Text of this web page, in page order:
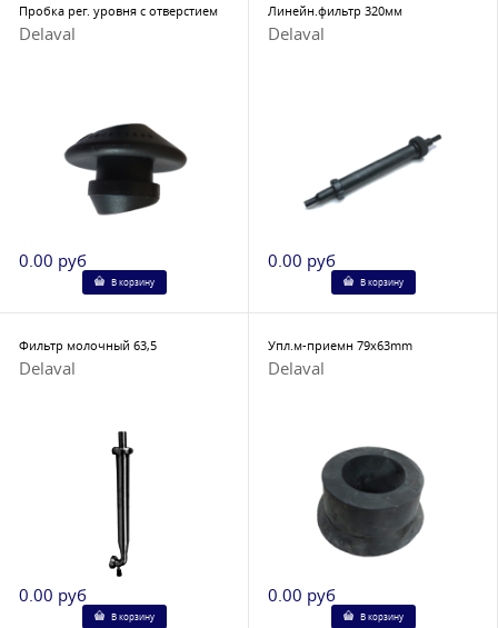
Пробка рег. уровня с отверстием
Delaval
0.00 руб
В корзину
Линейн.фильтр 320мм
Delaval
0.00 руб
В корзину
Фильтр молочный 63,5
Delaval
0.00 руб
В корзину
Упл.м-приемн 79x63mm
Delaval
0.00 руб
В корзину